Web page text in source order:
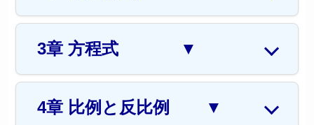
3章 方程式 ▼
4章 比例と反比例 ▼